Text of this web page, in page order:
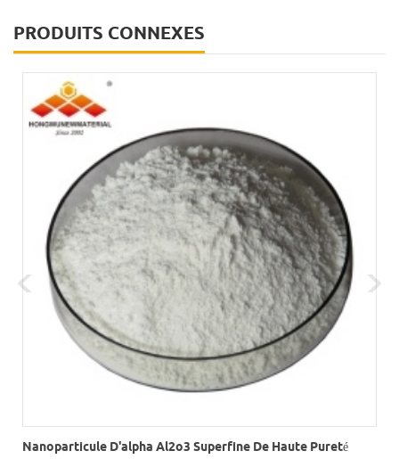
PRODUITS CONNEXES
Nanoparticule D'alpha Al2o3 Superfine De Haute Pureté